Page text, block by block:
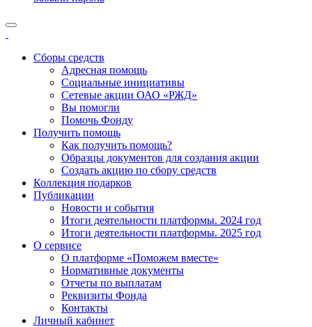
Сборы средств
Адресная помощь
Социальные инициативы
Сетевые акции ОАО «РЖД»
Вы помогли
Помочь Фонду
Получить помощь
Как получить помощь?
Образцы документов для создания акции
Создать акцию по сбору средств
Коллекция подарков
Публикации
Новости и события
Итоги деятельности платформы. 2024 год
Итоги деятельности платформы. 2025 год
О сервисе
О платформе «Поможем вместе»
Нормативные документы
Отчеты по выплатам
Реквизиты Фонда
Контакты
Личный кабинет